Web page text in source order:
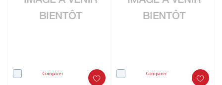
Comparer Comparer